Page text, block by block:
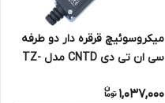
میکروسوئیچ قرقره دار دو طرفه
سی ان تی دی CNTD مدل TZ-
1,037,000